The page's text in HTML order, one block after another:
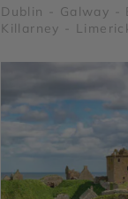
Dublin - Galway -
Killarney -
géants